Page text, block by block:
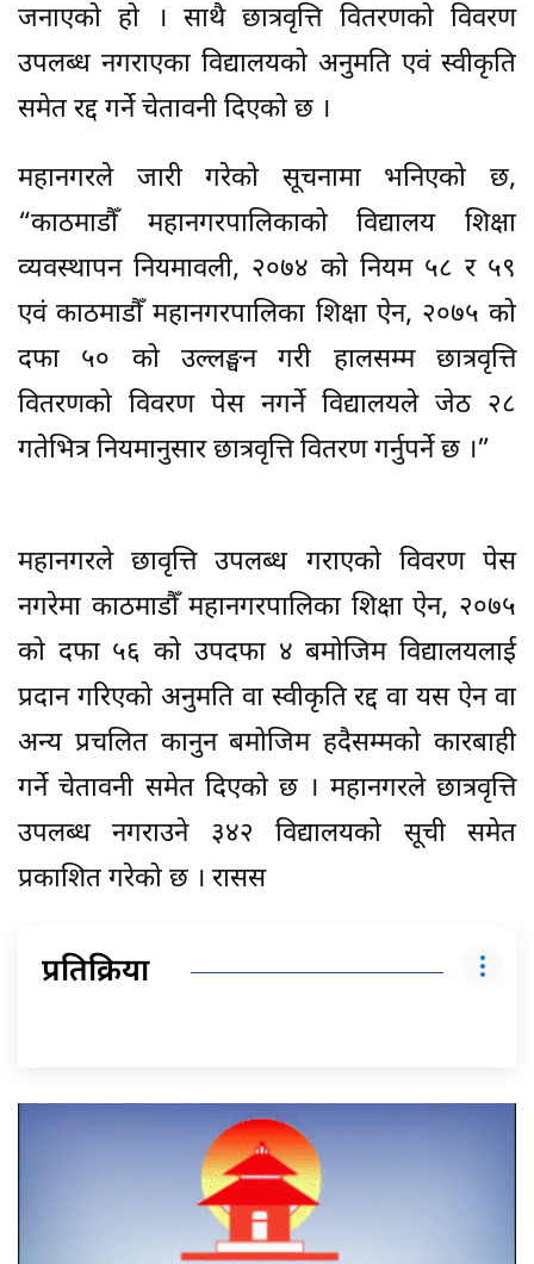
जनाएको हो । साथै छात्रवृत्ति वितरणको विवरण
उपलब्ध नगराएका विद्यालयको अनुमति एवं स्वीकृति
समेत रद्द गर्ने चेतावनी दिएको छ ।
महानगरले जारी गरेको सूचनामा भनिएको छ,
“काठमाडौँ महानगरपालिकाको विद्यालय शिक्षा
व्यवस्थापन नियमावली, २०७४ को नियम ५८ र ५९
एवं काठमाडौँ महानगरपालिका शिक्षा ऐन, २०७५ को
दफा ५० को उल्लङ्घन गरी हालसम्म छात्रवृत्ति
वितरणको विवरण पेस नगर्ने विद्यालयले जेठ २८
गतेभित्र नियमानुसार छात्रवृत्ति वितरण गर्नुपर्ने छ ।”
महानगरले छावृत्ति उपलब्ध गराएको विवरण पेस
नगरेमा काठमाडौँ महानगरपालिका शिक्षा ऐन, २०७५
को दफा ५६ को उपदफा ४ बमोजिम विद्यालयलाई
प्रदान गरिएको अनुमति वा स्वीकृति रद्द वा यस ऐन वा
अन्य प्रचलित कानुन बमोजिम हदैसम्मको कारबाही
गर्ने चेतावनी समेत दिएको छ । महानगरले छात्रवृत्ति
उपलब्ध नगराउने ३४२ विद्यालयको सूची समेत
प्रकाशित गरेको छ । रासस
प्रतिक्रिया